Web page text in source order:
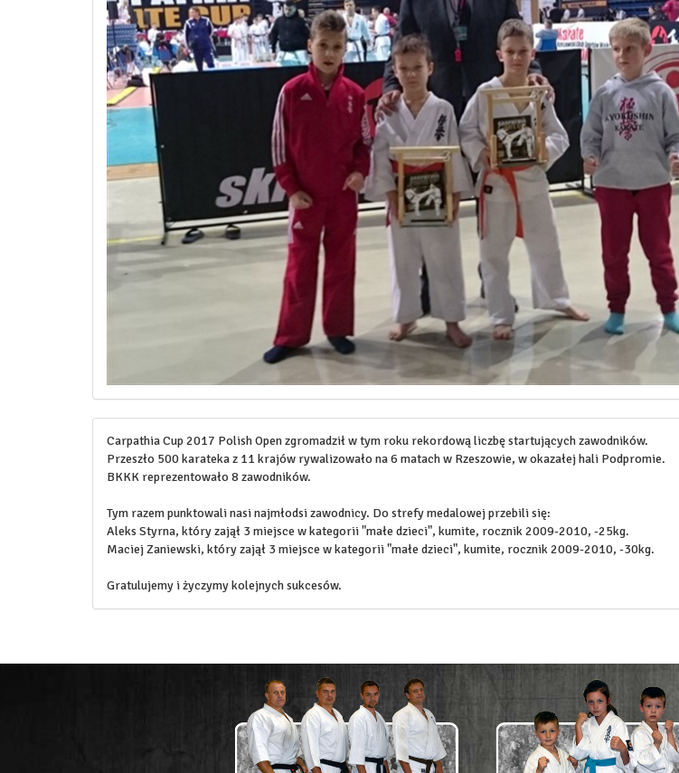
Carpathia Cup 2017 Polish Open zgromadził w tym roku rekordową liczbę startujących zawodników.
Przeszło 500 karateka z 11 krajów rywalizowało na 6 matach w Rzeszowie, w okazałej hali Podpromie.
BKKK reprezentowało 8 zawodników.
Tym razem punktowali nasi najmłodsi zawodnicy. Do strefy medalowej przebili się:
Aleks Styrna, który zajął 3 miejsce w kategorii "małe dzieci", kumite, rocznik 2009-2010, -25kg.
Maciej Zaniewski, który zajął 3 miejsce w kategorii "małe dzieci", kumite, rocznik 2009-2010, -30kg.
Gratulujemy i życzymy kolejnych sukcesów.